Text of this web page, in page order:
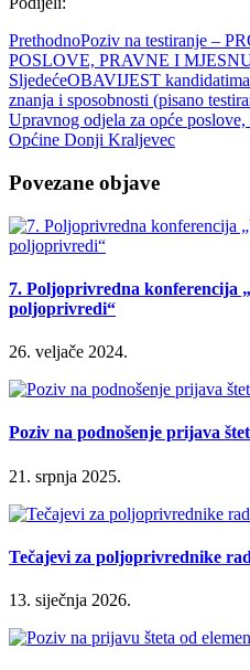
PrethodnoPoziv na testiranje –
POSLOVE, PRAVNE I
SljedećeOBAVIJEST
znanja i sposobnosti (pisano
Upravnog odjela za opće
Općine Donji Kraljevec
Povezane objave
7. Poljoprivredna konferencija
poljoprivredi“
26. veljače 2024.
Poziv na podnošenje prijava
21. srpnja 2025.
Tečajevi za poljoprivrednike
13. siječnja 2026.